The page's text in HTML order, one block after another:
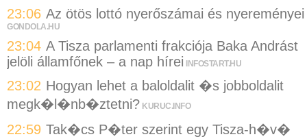
23:06 Az ötös lottó nyerőszámai és nyereményei
GONDOLA.HU
23:04 A Tisza parlamenti frakciója Baka Andrást
jelöli államfőnek – a nap hírei INFOSTART.HU
23:02 Hogyan lehet a baloldalit �s jobboldalit
megk�l�nb�ztetni? KURUC.INFO
22:59 Tak�cs P�ter szerint egy Tisza-h�v�